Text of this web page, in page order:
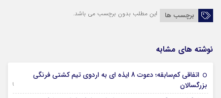
برچسب ها این مطلب بدون برچسب می باشد.
نوشته های مشابه
اتفاقی کم‌سابقه؛ دعوت 8 ایذه ای به اردوی تیم کشتی فرنگی
بزرگسالان
09 جولای 2026